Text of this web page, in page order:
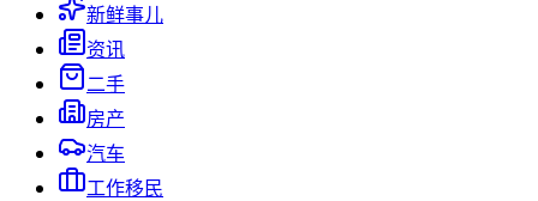
新鲜事儿
资讯
二手
房产
汽车
工作移民